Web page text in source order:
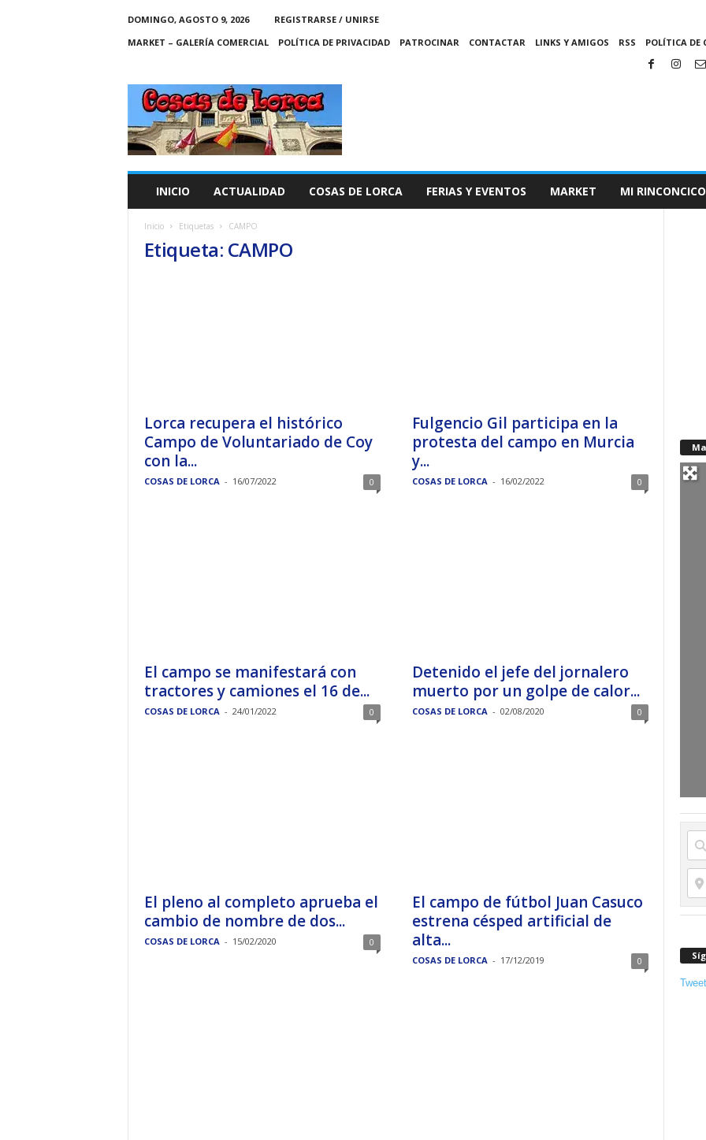
DOMINGO, AGOSTO 9, 2026
REGISTRARSE / UNIRSE
MARKET – GALERÍA COMERCIAL
POLÍTICA DE PRIVACIDAD PATROCINAR CONTACTAR LINKS Y AMIGOS RSS POLÍTICA DE
C
A
S
INICIO ACTUALIDAD COSAS DE LORCA FERIAS Y EVENTOS MARKET MI RINCONCICO
Inicio Etiquetas CAMPO
Etiqueta: CAMPO
Lorca recupera el histórico
Campo de Voluntariado de Coy
con la...
COSAS DE LORCA - 16/07/2022 0
Fulgencio Gil participa en la
protesta del campo en Murcia
y...
COSAS DE LORCA - 16/02/2022 0
El campo se manifestará con
tractores y camiones el 16 de...
COSAS DE LORCA - 24/01/2022 0
Detenido el jefe del jornalero
muerto por un golpe de calor...
COSAS DE LORCA - 02/08/2020 0
El pleno al completo aprueba el
cambio de nombre de dos...
COSAS DE LORCA - 15/02/2020 0
El campo de fútbol Juan Casuco
estrena césped artificial de
alta...
COSAS DE LORCA - 17/12/2019 0